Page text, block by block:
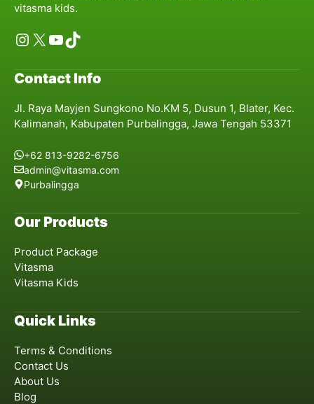
vitasma kids.
Instagram
X YouTube
TikTok
Contact Info
Jl. Raya Mayjen Sungkono No.KM 5, Dusun 1, Blater, Kec.
Kalimanah, Kabupaten Purbalingga, Jawa Tengah 53371
+62 813-9282-6756
admin@vitasma.com
Purbalingga
Our Products
Product Package
Vitasma
Vitasma Kids
Quick Links
Terms & Conditions
Contact Us
About Us
Blog